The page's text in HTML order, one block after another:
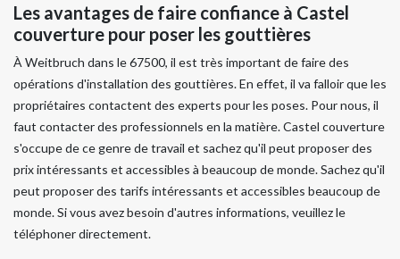
Les avantages de faire confiance à Castel
couverture pour poser les gouttières
À Weitbruch dans le 67500, il est très important de faire des
opérations d'installation des gouttières. En effet, il va falloir que les
propriétaires contactent des experts pour les poses. Pour nous, il
faut contacter des professionnels en la matière. Castel couverture
s'occupe de ce genre de travail et sachez qu'il peut proposer des
prix intéressants et accessibles à beaucoup de monde. Sachez qu'il
peut proposer des tarifs intéressants et accessibles beaucoup de
monde. Si vous avez besoin d'autres informations, veuillez le
téléphoner directement.